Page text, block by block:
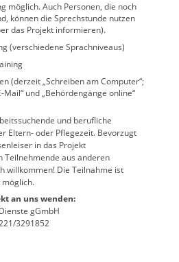
möglich. Auch Personen, die noch
können die Sprechstunde nutzen
das Projekt informieren).
(verschiedene Sprachniveaus)
(derzeit „Schreiben am Computer“;
und „Behördengänge online“
und berufliche
Eltern- oder Pflegezeit. Bevorzugt
in das Projekt
Teilnehmende aus anderen
willkommen! Die Teilnahme ist
an uns wenden:
gGmbH
3291852